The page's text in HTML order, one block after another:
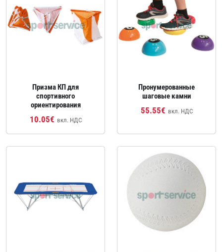
Призма КП для
спортивного
ориентирования
10.05€ вкл. НДС
Пронумерованные
шаговые камни
55.55€ вкл. НДС